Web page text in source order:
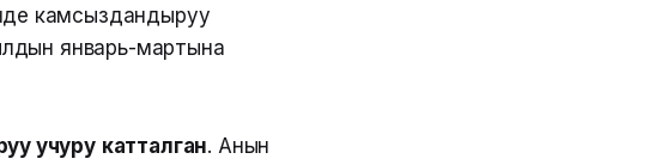
камсыздандыруу
январь-мартына
учуру катталган. Анын